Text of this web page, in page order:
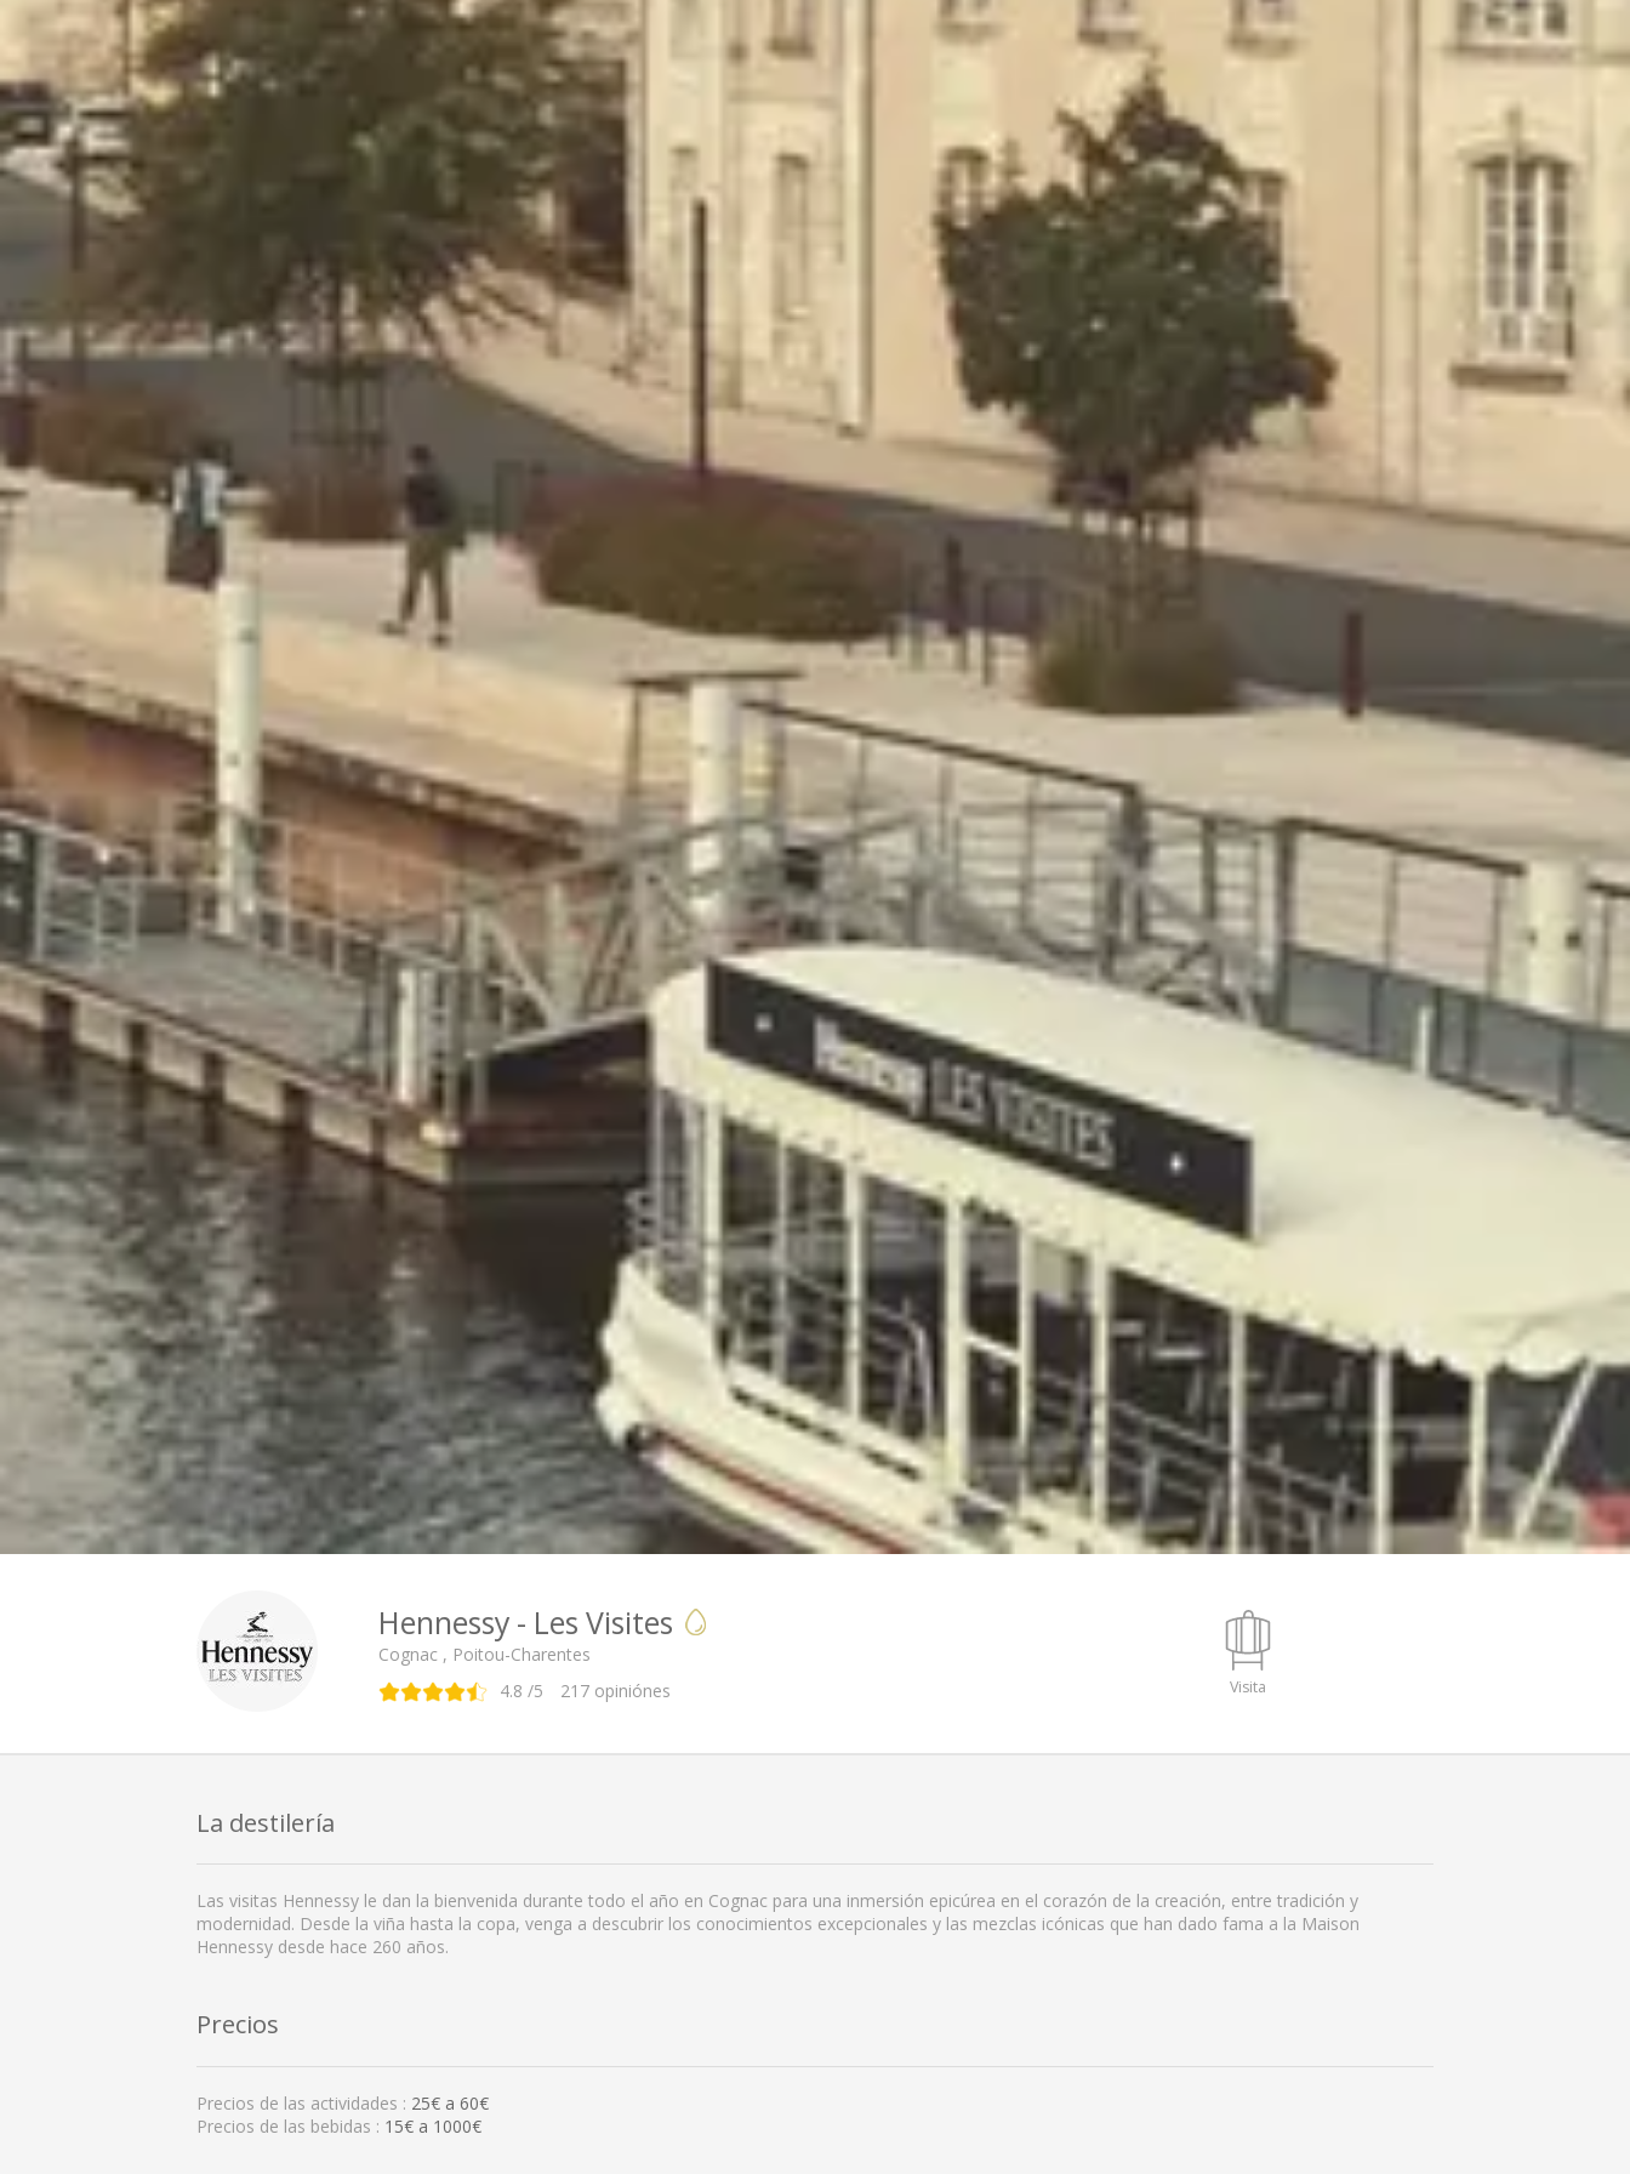
Hennessy - Les Visites
Cognac , Poitou-Charentes
4.8 /5 217 opiniónes Visita
La destilería
Las visitas Hennessy le dan la bienvenida durante todo el año en Cognac para una inmersión epicúrea en el corazón de la creación, entre tradición y
modernidad. Desde la viña hasta la copa, venga a descubrir los conocimientos excepcionales y las mezclas icónicas que han dado fama a la Maison
Hennessy desde hace 260 años.
Precios
Precios de las actividades : 25€ a 60€
Precios de las bebidas : 15€ a 1000€